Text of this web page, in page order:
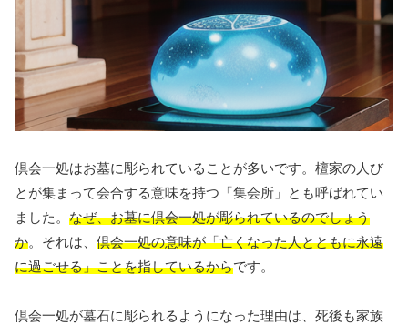
倶会一処はお墓に彫られていることが多いです。檀家の人び
とが集まって会合する意味を持つ「集会所」とも呼ばれてい
ました。 なぜ、お墓に倶会一処が彫られているのでしょう
か。それは、 倶会一処の意味が「亡くなった人とともに永遠
に過ごせる」ことを指しているからです。
倶会一処が墓石に彫られるようになった理由は、死後も家族